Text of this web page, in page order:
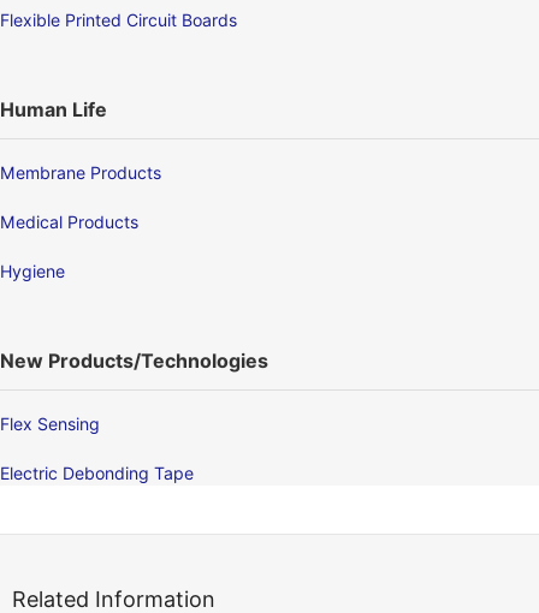
Flexible Printed Circuit Boards
Human Life
Membrane Products
Medical Products
Hygiene
New Products/Technologies
Flex Sensing
Electric Debonding Tape
Related Information